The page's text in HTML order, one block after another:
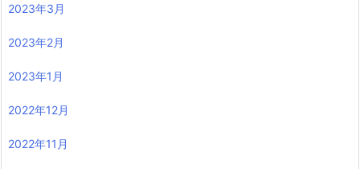
2023年3月
2023年2月
2023年1月
2022年12月
2022年11月